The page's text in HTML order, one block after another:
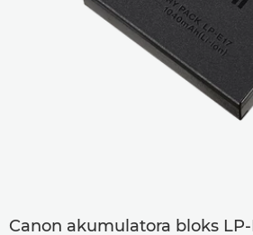
Canon akumulatora bloks LP-